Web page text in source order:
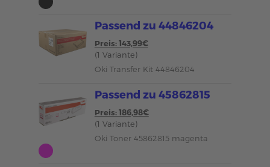
Passend zu 44846204
Preis: 143,99€
(1 Variante)
Oki Transfer Kit 44846204
Passend zu 45862815
Preis: 186,98€
(1 Variante)
Oki Toner 45862815 magenta